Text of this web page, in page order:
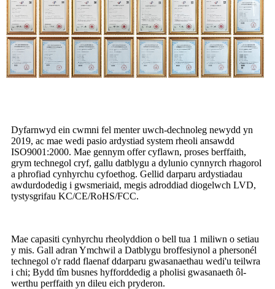
Dyfarnwyd ein cwmni fel menter uwch-dechnoleg newydd yn
2019, ac mae wedi pasio ardystiad system rheoli ansawdd
ISO9001:2000. Mae gennym offer cyflawn, proses berffaith,
grym technegol cryf, gallu datblygu a dylunio cynnyrch rhagorol
a phrofiad cynhyrchu cyfoethog. Gellid darparu ardystiadau
awdurdodedig i gwsmeriaid, megis adroddiad diogelwch LVD,
tystysgrifau KC/CE/RoHS/FCC.
Mae capasiti cynhyrchu rheolyddion o bell tua 1 miliwn o setiau
y mis. Gall adran Ymchwil a Datblygu broffesiynol a phersonél
technegol o'r radd flaenaf ddarparu gwasanaethau wedi'u teilwra
i chi; Bydd tîm busnes hyfforddedig a pholisi gwasanaeth ôl-
werthu perffaith yn dileu eich pryderon.